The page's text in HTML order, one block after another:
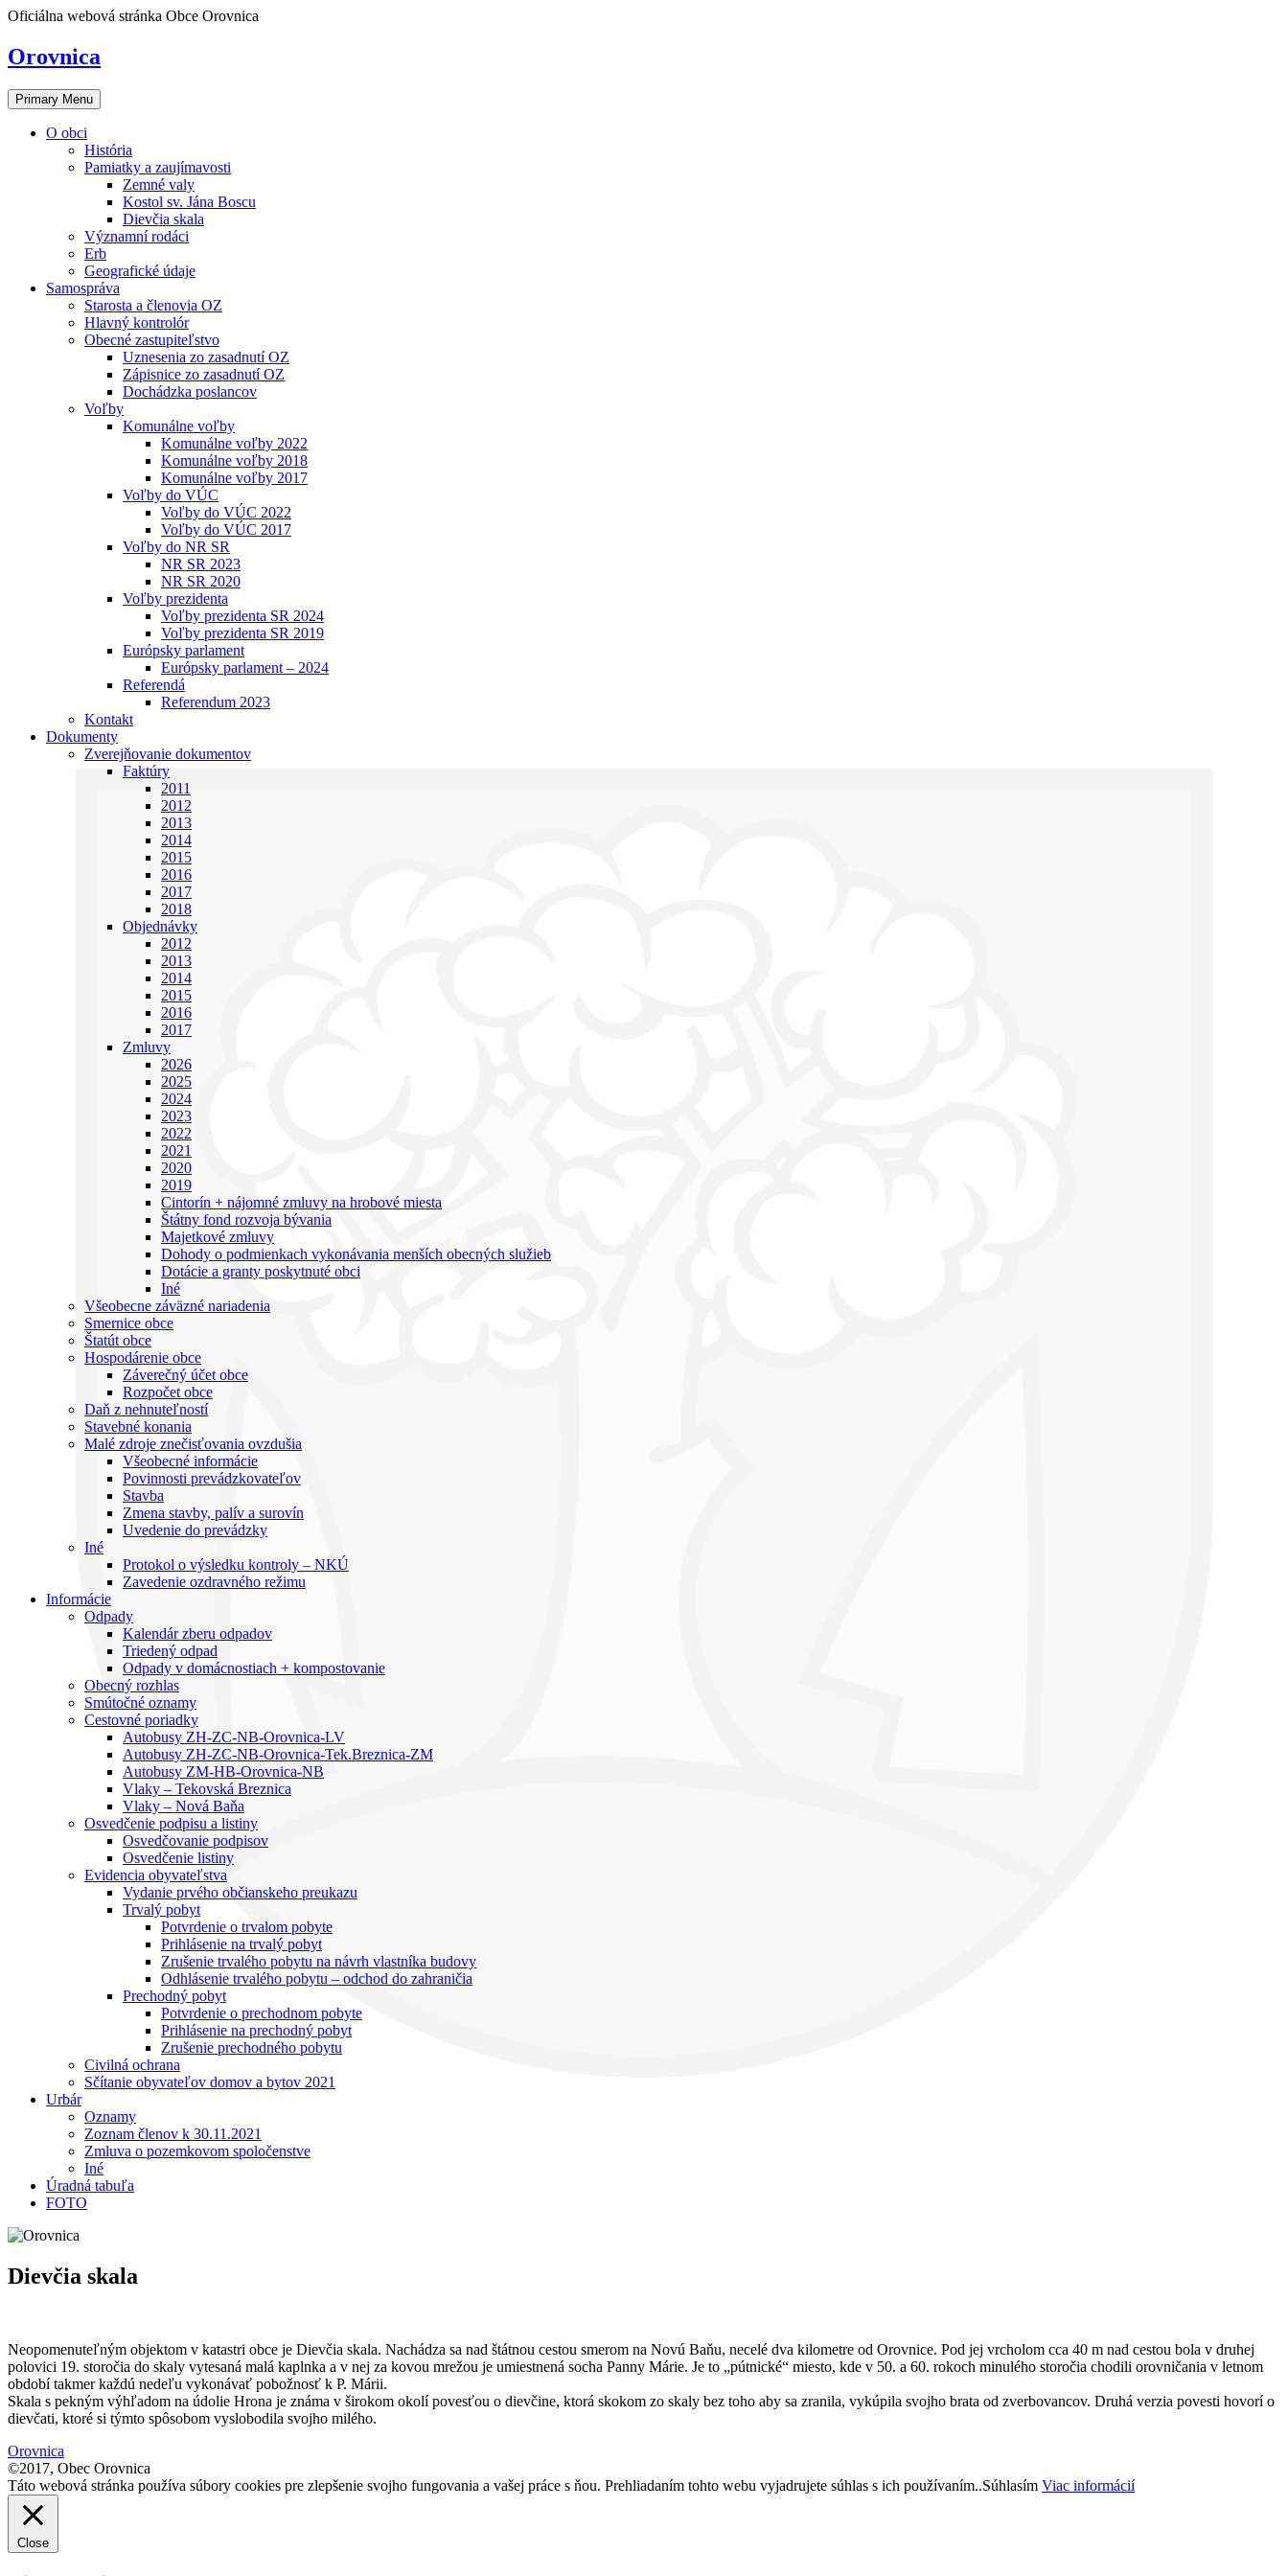
Skip
content
Oficiálna webová stránka Obce Orovnica
Orovnica
Primary Menu
O obci
História
Pamiatky a zaujímavosti
Zemné valy
Kostol sv. Jána Boscu
Dievčia skala
Významní rodáci
Erb
Geografické údaje
Samospráva
Starosta a členovia OZ
Hlavný kontrolór
Obecné zastupiteľstvo
Uznesenia zo zasadnutí OZ
Zápisnice zo zasadnutí OZ
Dochádzka poslancov
Voľby
Komunálne voľby
Komunálne voľby 2022
Komunálne voľby 2018
Komunálne voľby 2017
Voľby do VÚC
Voľby do VÚC 2022
Voľby do VÚC 2017
Voľby do NR SR
NR SR 2023
NR SR 2020
Voľby prezidenta
Voľby prezidenta SR 2024
Voľby prezidenta SR 2019
Európsky parlament
Európsky parlament – 2024
Referendá
Referendum 2023
Kontakt
Dokumenty
Zverejňovanie dokumentov
Faktúry
2011
2012
2013
2014
2015
2016
2017
2018
Objednávky
2012
2013
2014
2015
2016
2017
Zmluvy
2026
2025
2024
2023
2022
2021
2020
2019
Cintorín + nájomné zmluvy na hrobové miesta
Štátny fond rozvoja bývania
Majetkové zmluvy
Dohody o podmienkach vykonávania menších obecných služieb
Dotácie a granty poskytnuté obci
Iné
Všeobecne záväzné nariadenia
Smernice obce
Štatút obce
Hospodárenie obce
Záverečný účet obce
Rozpočet obce
Daň z nehnuteľností
Stavebné konania
Malé zdroje znečisťovania ovzdušia
Všeobecné informácie
Povinnosti prevádzkovateľov
Stavba
Zmena stavby, palív a surovín
Uvedenie do prevádzky
Iné
Protokol o výsledku kontroly – NKÚ
Zavedenie ozdravného režimu
Informácie
Odpady
Kalendár zberu odpadov
Triedený odpad
Odpady v domácnostiach + kompostovanie
Obecný rozhlas
Smútočné oznamy
Cestovné poriadky
Autobusy ZH-ZC-NB-Orovnica-LV
Autobusy ZH-ZC-NB-Orovnica-Tek.Breznica-ZM
Autobusy ZM-HB-Orovnica-NB
Vlaky – Tekovská Breznica
Vlaky – Nová Baňa
Osvedčenie podpisu a listiny
Osvedčovanie podpisov
Osvedčenie listiny
Evidencia obyvateľstva
Vydanie prvého občianskeho preukazu
Trvalý pobyt
Potvrdenie o trvalom pobyte
Prihlásenie na trvalý pobyt
Zrušenie trvalého pobytu na návrh vlastníka budovy
Odhlásenie trvalého pobytu – odchod do zahraničia
Prechodný pobyt
Potvrdenie o prechodnom pobyte
Prihlásenie na prechodný pobyt
Zrušenie prechodného pobytu
Civilná ochrana
Sčítanie obyvateľov domov a bytov 2021
Urbár
Oznamy
Zoznam členov k 30.11.2021
Zmluva o pozemkovom spoločenstve
Iné
Úradná tabuľa
FOTO
Dievčia skala
Neopomenuteľným objektom v katastri obce je Dievčia skala. Nachádza sa nad štátnou cestou smerom na Novú Baňu, necelé dva kilometre od Orovnice. Pod jej vrcholom cca 40 m nad cestou bola v druhej
polovici 19. storočia do skaly vytesaná malá kaplnka a v nej za kovou mrežou je umiestnená socha Panny Márie. Je to „pútnické“ miesto, kde v 50. a 60. rokoch minulého storočia chodili orovničania v letnom
období takmer každú nedeľu vykonávať pobožnosť k P. Márii.
Skala s pekným výhľadom na údolie Hrona je známa v širokom okolí povesťou o dievčine, ktorá skokom zo skaly bez toho aby sa zranila, vykúpila svojho brata od zverbovancov. Druhá verzia povesti hovorí o
dievčati, ktoré si týmto spôsobom vyslobodila svojho milého.
Orovnica
©2017, Obec Orovnica
Táto webová stránka používa súbory cookies pre zlepšenie svojho fungovania a vašej práce s ňou. Prehliadaním tohto webu vyjadrujete súhlas s ich používaním..Súhlasím Viac informácií
Close